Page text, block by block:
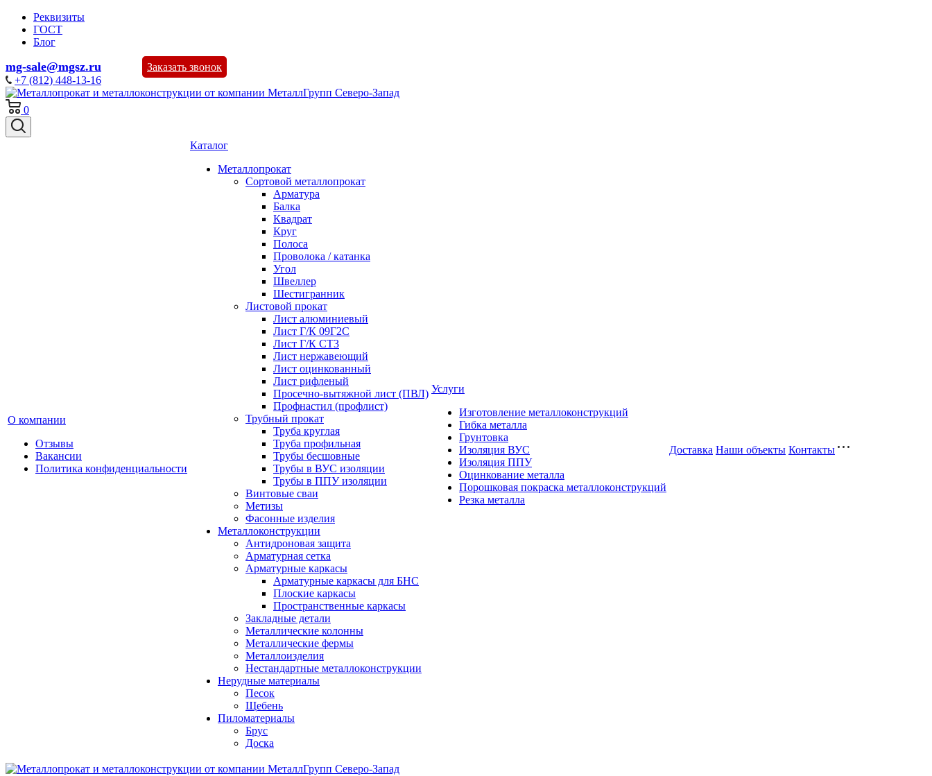
Реквизиты
ГОСТ
Блог
mg-sale@mgsz.ru
Заказать звонок
+7 (812) 448-13-16
0
О компании
Отзывы
Вакансии
Политика конфиденциальности
Каталог
Металлопрокат
Сортовой металлопрокат
Арматура
Балка
Квадрат
Круг
Полоса
Проволока / катанка
Угол
Швеллер
Шестигранник
Листовой прокат
Лист алюминиевый
Лист Г/К 09Г2С
Лист Г/К СТ3
Лист нержавеющий
Лист оцинкованный
Лист рифленый
Просечно-вытяжной лист (ПВЛ)
Профнастил (профлист)
Трубный прокат
Труба круглая
Труба профильная
Трубы бесшовные
Трубы в ВУС изоляции
Трубы в ППУ изоляции
Винтовые сваи
Метизы
Фасонные изделия
Металлоконструкции
Антидроновая защита
Арматурная сетка
Арматурные каркасы
Арматурные каркасы для БНС
Плоские каркасы
Пространственные каркасы
Закладные детали
Металлические колонны
Металлические фермы
Металлоизделия
Нестандартные металлоконструкции
Нерудные материалы
Песок
Щебень
Пиломатериалы
Брус
Доска
Услуги
Изготовление металлоконструкций
Гибка металла
Грунтовка
Изоляция ВУС
Изоляция ППУ
Оцинкование металла
Порошковая покраска металлоконструкций
Резка металла
Доставка Наши объекты Контакты